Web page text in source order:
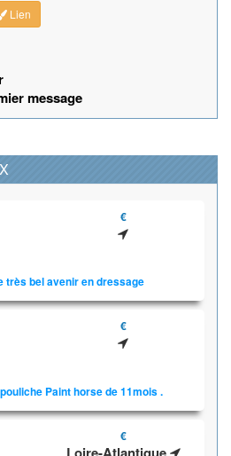
Lien
message
€
très bel avenir en dressage
€
Paint horse de 11mois .
€